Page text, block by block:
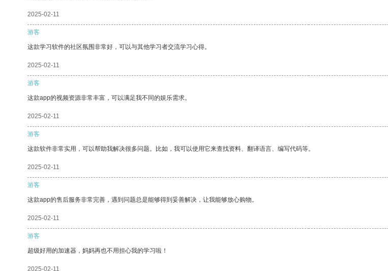
2025-02-11
游客
这款学习软件的社区氛围非常好，可以与其他学习者交流学习心得。
2025-02-11
游客
这款app的视频资源非常丰富，可以满足我不同的娱乐需求。
2025-02-11
游客
这款软件非常实用，可以帮助我解决很多问题。比如，我可以使用它来查找资料、翻译语言、编写代码等。
2025-02-11
游客
这款app的售后服务非常完善，遇到问题总是能够得到妥善解决，让我能够放心购物。
2025-02-11
游客
超级好用的加速器，妈妈再也不用担心我的学习啦！
2025-02-11